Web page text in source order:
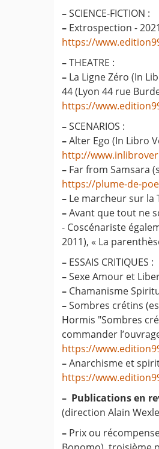
–SCIENCE-FICTION :
– Extrospection -
https://
–THEATRE :
– La Ligne Zéro (In
44 (Lyon 44 rue
https://
–SCENARIOS :
–Alter Ego (In Libro
http://
– Far from Samsara
https://plume-de-
– Le marcheur sur la
–Avant que tout ne
- Coscénariste
2011), « La
– ESSAIS CRITIQUES :
–Sexe Amour et
– Chamanisme
–Sombres crétins
Hormis "Sombres
commander
https://
–Anarchisme et
https://
– Publications en
(direction Alain
– Prix ou